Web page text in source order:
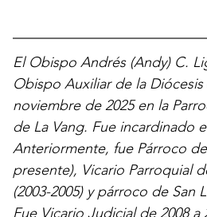
El Obispo Andrés (Andy) C.
Obispo Auxiliar de la
noviembre de 2025 en la
de La Vang. Fue incardinado
Anteriormente, fue Párroco
presente), Vicario Parroquial
(2003-2005) y párroco de San